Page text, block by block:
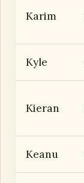
Karim
Kyle
Kieran
Keanu